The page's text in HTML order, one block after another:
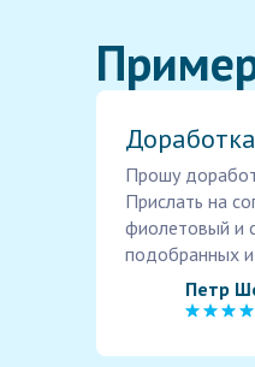
Прошу
Прислать на
фиолетовый и
подобранных
Петр